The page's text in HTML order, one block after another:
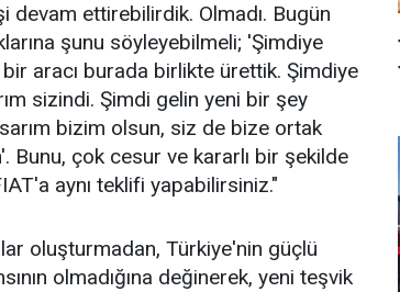
ettirebilirdik. Olmadı. Bugün
şunu söyleyebilmeli; 'Şimdiye
aracı burada birlikte ürettik. Şimdiye
sizindi. Şimdi gelin yeni bir şey
bizim olsun, siz de bize ortak
Bunu, çok cesur ve kararlı bir şekilde
aynı teklifi yapabilirsiniz."
oluşturmadan, Türkiye'nin güçlü
olmadığına değinerek, yeni teşvik